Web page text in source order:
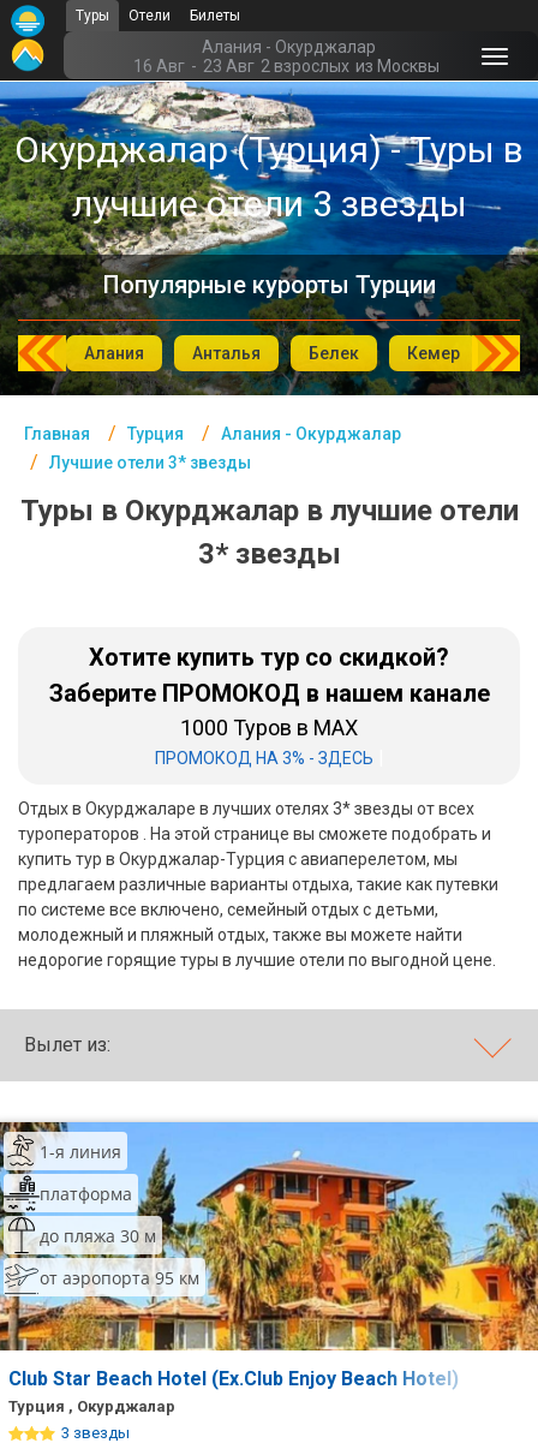
Туры Отели Билеты
Алания - Окурджалар
16 Авг - 23 Авг 2 взрослых из Москвы
Окурджалар (Турция) - Туры в
лучшие отели 3 звезды
Популярные курорты Турции
Алания Анталья Белек Кемер
Главная Турция
Алания - Окурджалар
Лучшие отели 3* звезды
Туры в Окурджалар в лучшие отели
3* звезды
Хотите купить тур со скидкой?
Заберите ПРОМОКОД в нашем канале
1000 Туров в MAX
ПРОМОКОД НА 3% - ЗДЕСЬ
Отдых в Окурджаларе в лучших отелях 3* звезды от всех
туроператоров . На этой странице вы сможете подобрать и
купить тур в Окурджалар-Турция с авиаперелетом, мы
предлагаем различные варианты отдыха, такие как путевки
по системе все включено, семейный отдых с детьми,
молодежный и пляжный отдых, также вы можете найти
недорогие горящие туры в лучшие отели по выгодной цене.
Вылет из:
1-я линия
платформа
до пляжа 30 м
от аэропорта 95 км
Club Star Beach Hotel (Ex.Club Enjoy Beach Hotel)
Турция , Окурджалар
3 звезды
Главная
Турция- Курорты
Офис г. Москва
Помощь
Подборки отелей
Турция
Таиланд
ОАЭ
Египет
Хайнань
Занзибар
Абхазия
Большой Сочи
Кав Мин Воды
Экскурсионные туры
ТОП 10 недорогих отелей
Лучшие отели 4* звезды
Недорогие отели 4*
звезды
Лучшие отели 3* звезды
Недорогие отели 3*